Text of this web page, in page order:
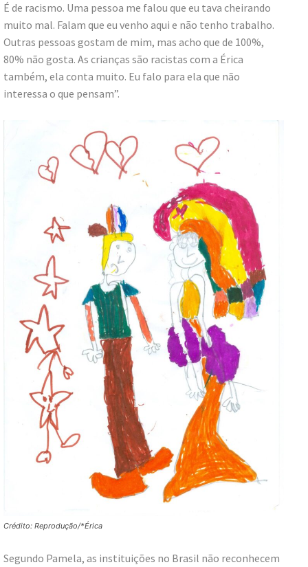
É de racismo. Uma pessoa me falou que eu tava cheirando
muito mal. Falam que eu venho aqui e não tenho trabalho.
Outras pessoas gostam de mim, mas acho que de 100%,
80% não gosta. As crianças são racistas com a Érica
também, ela conta muito. Eu falo para ela que não
interessa o que pensam”.
Crédito: Reprodução/*Érica
Segundo Pamela, as instituições no Brasil não reconhecem